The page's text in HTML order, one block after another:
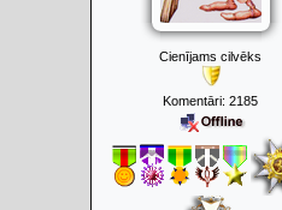
Cienījams cilvēks
Komentāri: 2185